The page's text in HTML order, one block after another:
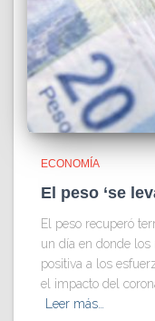
ECONOMÍA
El peso ‘se
El peso recuperó
un día en donde los
positiva a los
el impacto del
Leer más…